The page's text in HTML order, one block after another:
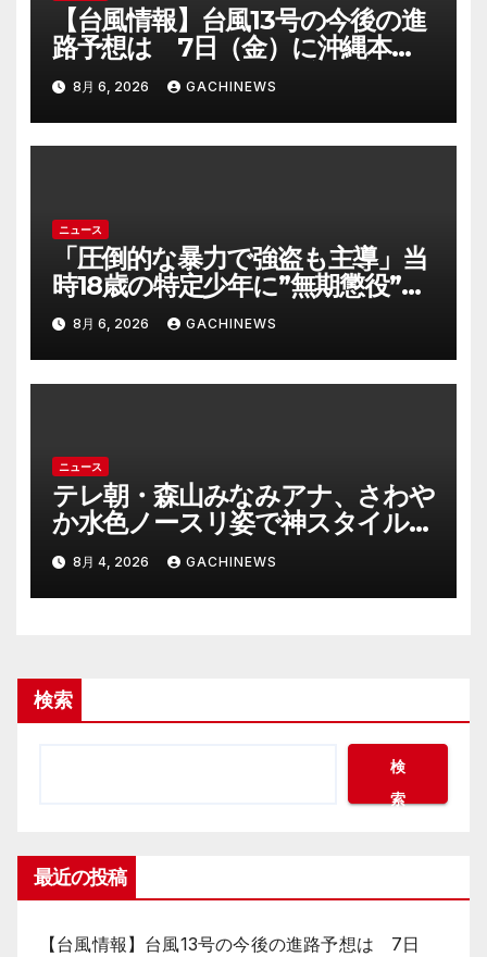
【台風情報】台風13号の今後の進
路予想は 7日（金）に沖縄本島
に直撃するおそれ 一部の家屋が
倒壊するおそれがある猛烈な風が
吹く見込み(FNNプライムオンラ
イン)
8月 6, 2026 GACHINEWS
ニュース
「圧倒的な暴力で強盗も主導」当
時18歳の特定少年に”無期懲役”求
刑の背景『年齢の若さで説明でき
ないほど悪質だと検察が判断』＜
元裁判官が解説＞全国的に見ても
異例のケース_8月7日判決の行方
8月 6, 2026 GACHINEWS
ニュース
テレ朝・森山みなみアナ、さわや
か水色ノースリ姿で神スタイル炸
裂 「爽やかで可愛い」「最上級
にお似合い」(J-CASTニュース)
8月 4, 2026 GACHINEWS
検索
検
索
最近の投稿
【台風情報】台風13号の今後の進路予想は 7日